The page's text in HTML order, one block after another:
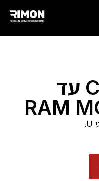
מתאם לכידון C עד